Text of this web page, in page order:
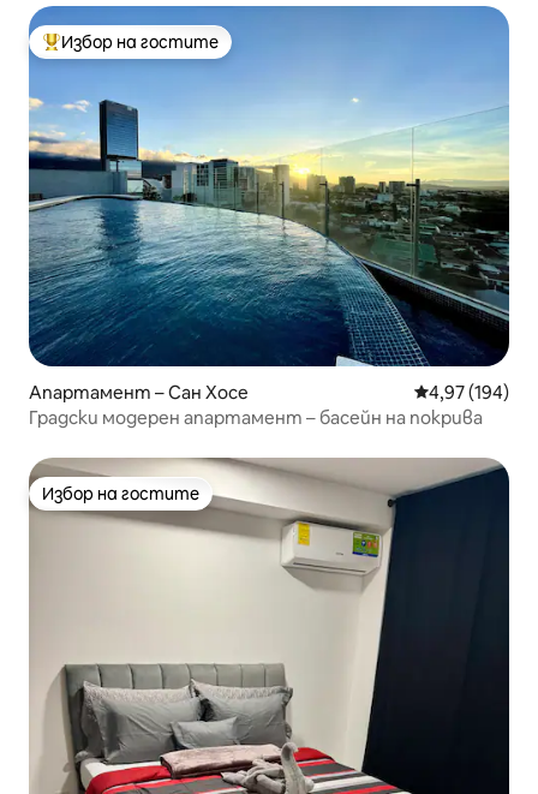
Най-популярен избор на гостите
Избор на гостите
Апартамент – Сан Хосе Средна
4,97 (194)
Градски модерен апартамент – басейн на покрива
Избор на гостите
Избор на гостите